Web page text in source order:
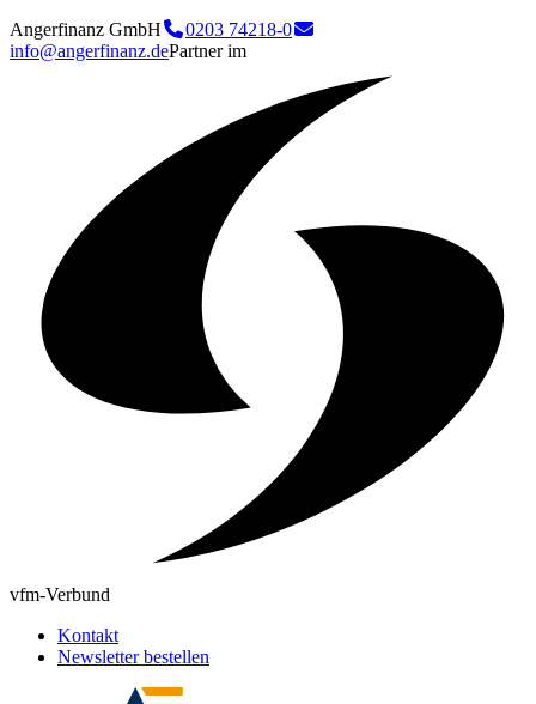
Angerfinanz GmbH
0203 74218-0
info@angerfinanz.dePartner im
vfm-Verbund
Kontakt
Newsletter bestellen